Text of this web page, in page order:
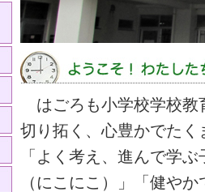
はごろも小学校学校教
切り拓く、心豊かでた
「よく考え、進んで学
（にこにこ）」「健や